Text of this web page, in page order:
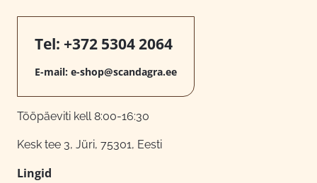
Tel: +372 5304 2064
E-mail: e-shop@scandagra.ee
Tööpäeviti kell 8:00-16:30
Kesk tee 3, Jüri, 75301, Eesti
Lingid